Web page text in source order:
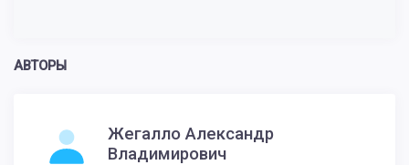
АВТОРЫ
Жегалло Александр
Владимирович